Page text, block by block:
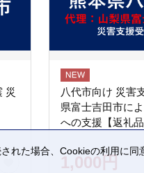
災
八代市向け 災害
県富士吉田市に
への支援【返礼品
1,000円
た場合、Cookieの利用に同